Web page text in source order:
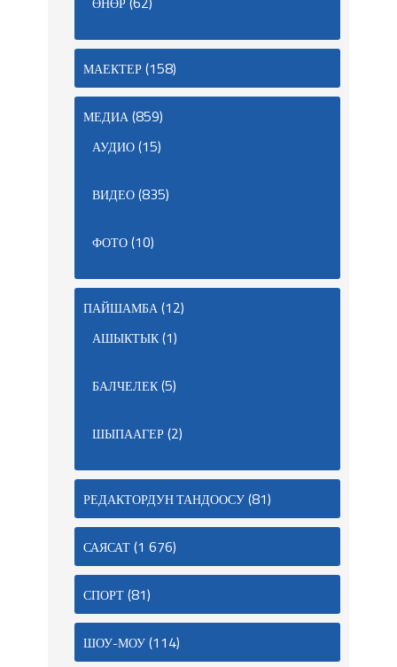
МАЕКТЕР(158)
МЕДИА(859)
АУДИО(15)
ВИДЕО(835)
ФОТО(10)
ПАЙШАМБА(12)
АШЫКТЫК(1)
БАЛЧЕЛЕК(5)
ШЫПААГЕР(2)
РЕДАКТОРДУН ТАНДООСУ(81)
САЯСАТ(1 676)
СПОРТ(81)
ШОУ-МОУ(114)